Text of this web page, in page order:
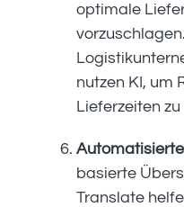
optimale
nutzen KI, um
Lieferzeiten zu
basierte
Translate